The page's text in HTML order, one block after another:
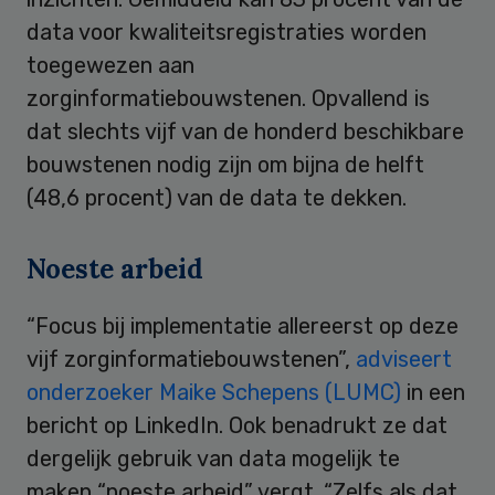
data voor kwaliteitsregistraties worden
toegewezen aan
zorginformatiebouwstenen. Opvallend is
dat slechts vijf van de honderd beschikbare
bouwstenen nodig zijn om bijna de helft
(48,6 procent) van de data te dekken.
Noeste arbeid
“Focus bij implementatie allereerst op deze
vijf zorginformatiebouwstenen”, adviseert
onderzoeker Maike Schepens (LUMC) in een
bericht op LinkedIn. Ook benadrukt ze dat
dergelijk gebruik van data mogelijk te